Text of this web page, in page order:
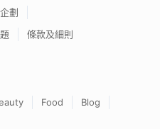
劃
條款及細則
Food
Blog